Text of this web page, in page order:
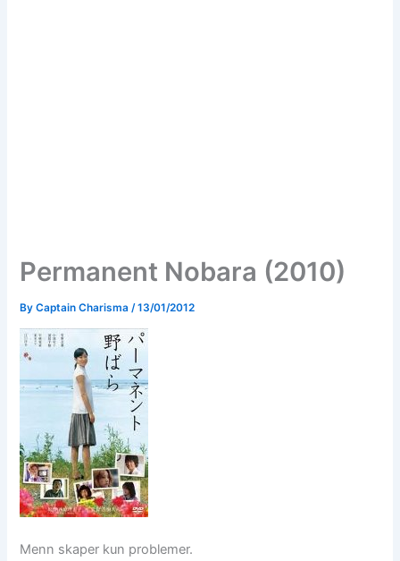
Permanent Nobara (2010)
ByCaptain Charisma /13/01/2012
Menn skaper kun problemer.